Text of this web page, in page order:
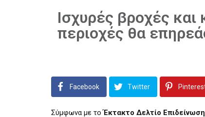
Ισχυρές βροχές και
περιοχές θα
Facebook Twitter
Σύμφωνα με τοΈκτακτο Δελτίο